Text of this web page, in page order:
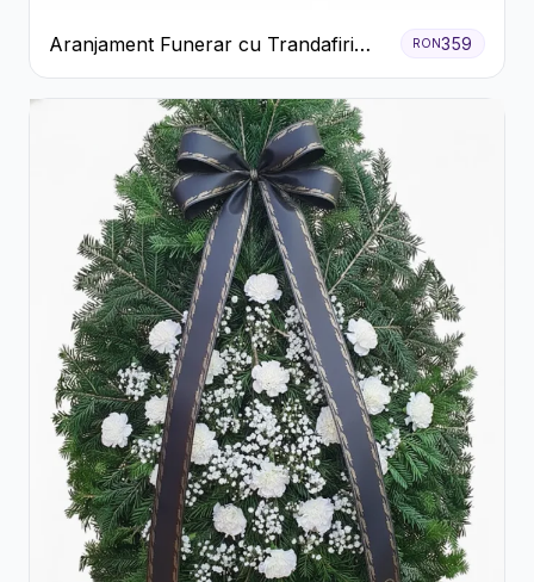
Aranjament Funerar cu Trandafiri
Albi Crizanteme Galbene și Crini
RON359